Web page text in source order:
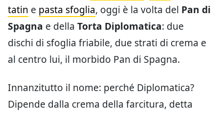
tatin e pasta sfoglia, oggi è la volta del Pan di
Spagna e della Torta Diplomatica: due
dischi di sfoglia friabile, due strati di crema e
al centro lui, il morbido Pan di Spagna.
Innanzitutto il nome: perché Diplomatica?
Dipende dalla crema della farcitura, detta